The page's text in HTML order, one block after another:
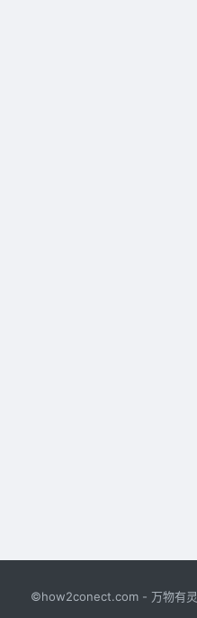
©how2conect.com - 万物有灵